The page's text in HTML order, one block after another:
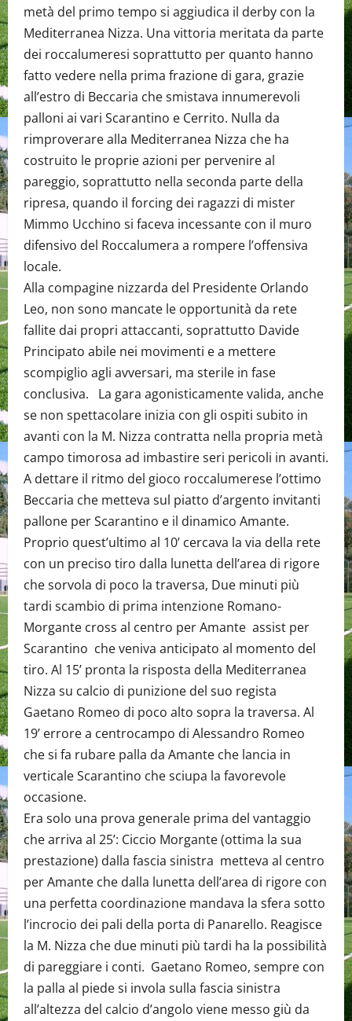
metà del primo tempo si aggiudica il derby con la
Mediterranea Nizza. Una vittoria meritata da parte
dei roccalumeresi soprattutto per quanto hanno
fatto vedere nella prima frazione di gara, grazie
all’estro di Beccaria che smistava innumerevoli
palloni ai vari Scarantino e Cerrito. Nulla da
rimproverare alla Mediterranea Nizza che ha
costruito le proprie azioni per pervenire al
pareggio, soprattutto nella seconda parte della
ripresa, quando il forcing dei ragazzi di mister
Mimmo Ucchino si faceva incessante con il muro
difensivo del Roccalumera a rompere l’offensiva
locale.
Alla compagine nizzarda del Presidente Orlando
Leo, non sono mancate le opportunità da rete
fallite dai propri attaccanti, soprattutto Davide
Principato abile nei movimenti e a mettere
scompiglio agli avversari, ma sterile in fase
conclusiva. La gara agonisticamente valida, anche
se non spettacolare inizia con gli ospiti subito in
avanti con la M. Nizza contratta nella propria metà
campo timorosa ad imbastire seri pericoli in avanti.
A dettare il ritmo del gioco roccalumerese l’ottimo
Beccaria che metteva sul piatto d’argento invitanti
pallone per Scarantino e il dinamico Amante.
Proprio quest’ultimo al 10’ cercava la via della rete
con un preciso tiro dalla lunetta dell’area di rigore
che sorvola di poco la traversa, Due minuti più
tardi scambio di prima intenzione Romano-
Morgante cross al centro per Amante assist per
Scarantino che veniva anticipato al momento del
tiro. Al 15’ pronta la risposta della Mediterranea
Nizza su calcio di punizione del suo regista
Gaetano Romeo di poco alto sopra la traversa. Al
19’ errore a centrocampo di Alessandro Romeo
che si fa rubare palla da Amante che lancia in
verticale Scarantino che sciupa la favorevole
occasione.
Era solo una prova generale prima del vantaggio
che arriva al 25’: Ciccio Morgante (ottima la sua
prestazione) dalla fascia sinistra metteva al centro
per Amante che dalla lunetta dell’area di rigore con
una perfetta coordinazione mandava la sfera sotto
l’incrocio dei pali della porta di Panarello. Reagisce
la M. Nizza che due minuti più tardi ha la possibilità
di pareggiare i conti. Gaetano Romeo, sempre con
la palla al piede si invola sulla fascia sinistra
all’altezza del calcio d’angolo viene messo giù da